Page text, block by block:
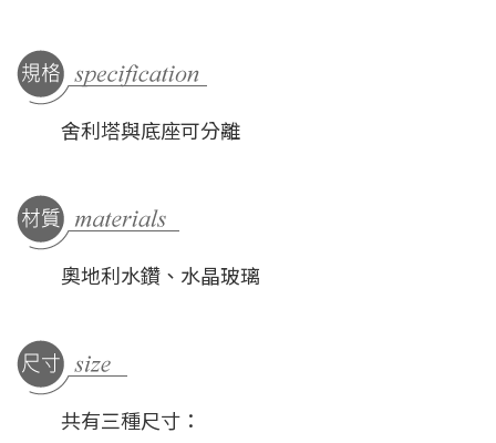
舍利塔與底座可分離
奧地利水鑽、水晶玻璃
共有三種尺寸：